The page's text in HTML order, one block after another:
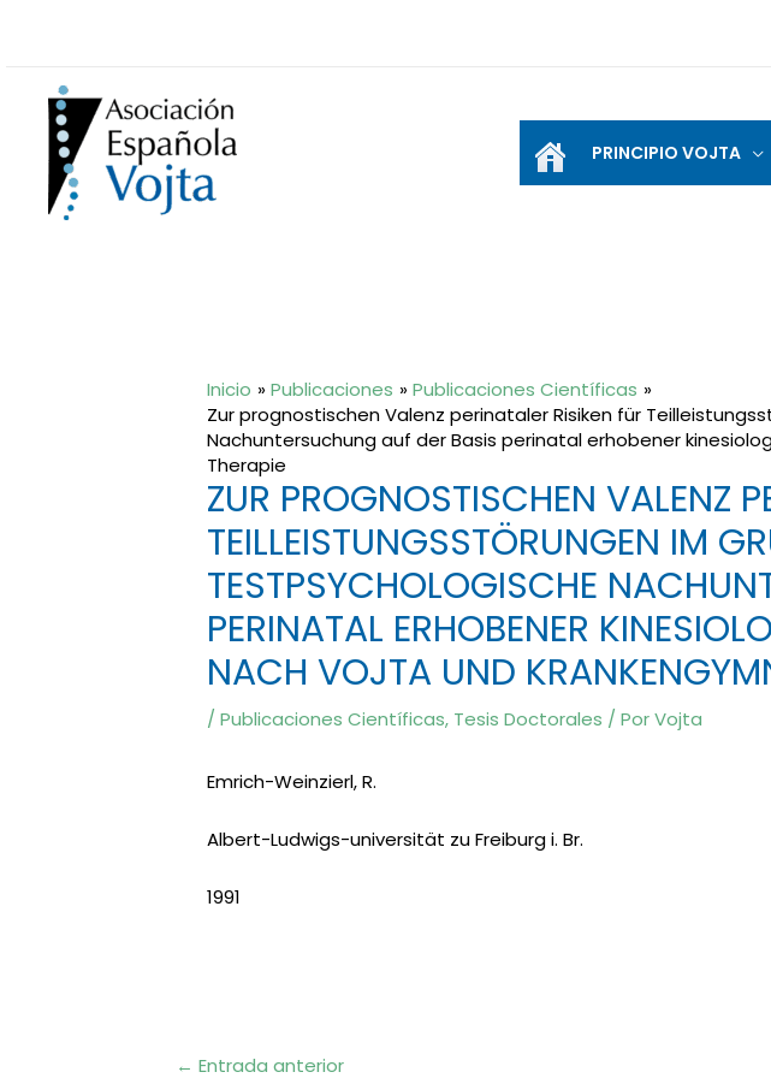
PRINCIPIO VOJTA
Inicio Publicaciones
Publicaciones Científicas
Zur prognostischen Valenz perinataler Risiken für
Nachuntersuchung auf der Basis perinatal erhobener
Therapie
ZUR PROGNOSTISCHEN VALENZ
TEILLEISTUNGSSTÖRUNGEN IM
TESTPSYCHOLOGISCHE
PERINATAL ERHOBENER
NACH VOJTA UND
/Publicaciones Científicas, Tesis Doctorales / PorVojta
Emrich-Weinzierl, R.
Albert-Ludwigs-universität zu Freiburg i. Br.
1991
Navegación
← Entrada anterior